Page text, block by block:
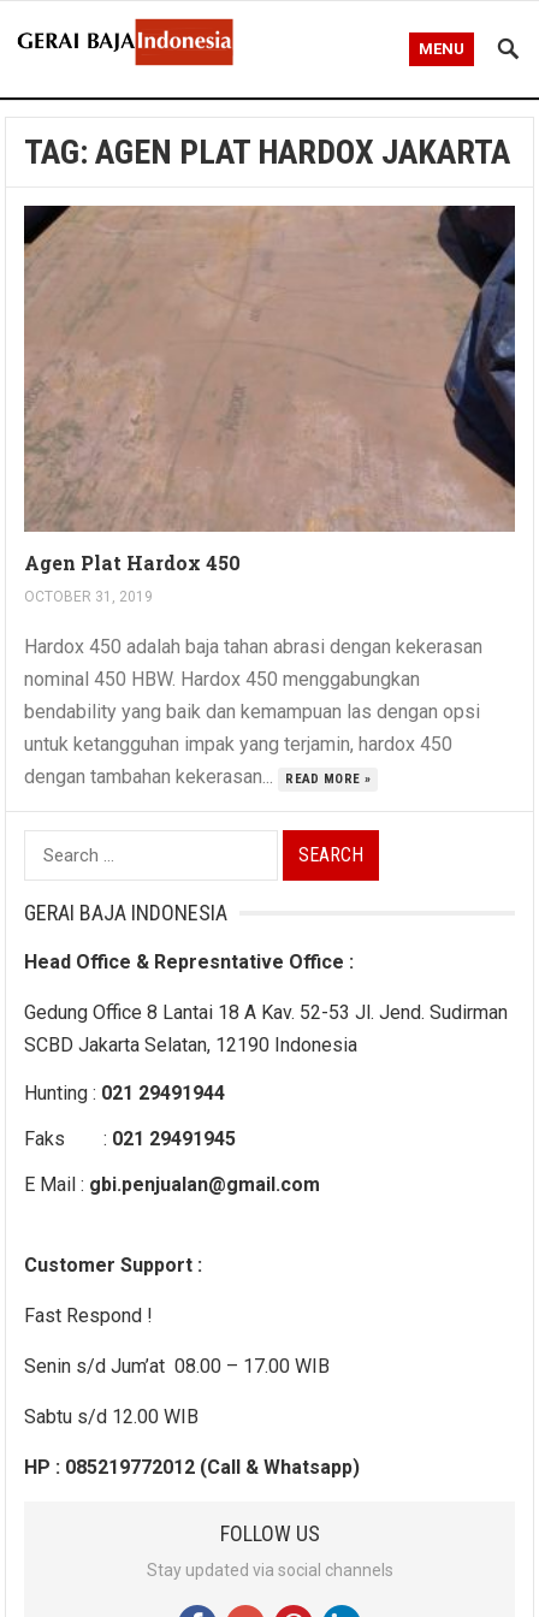
MENU
TAG:AGEN PLAT HARDOX JAKARTA
Agen Plat Hardox 450
OCTOBER 31, 2019
Hardox 450 adalah baja tahan abrasi dengan kekerasan
nominal 450 HBW. Hardox 450 menggabungkan
bendability yang baik dan kemampuan las dengan opsi
untuk ketangguhan impak yang terjamin, hardox 450
dengan tambahan kekerasan...
READ MORE »
Search
for:
GERAI BAJA INDONESIA
Head Office & Represntative Office :
Gedung Office 8 Lantai 18 A Kav. 52-53 Jl. Jend. Sudirman
SCBD Jakarta Selatan, 12190 Indonesia
Hunting : 021 29491944
Faks : 021 29491945
E Mail : gbi.penjualan@gmail.com
Customer Support :
Fast Respond !
Senin s/d Jum’at 08.00 – 17.00 WIB
Sabtu s/d 12.00 WIB
HP : 085219772012 (Call & Whatsapp)
FOLLOW US
Stay updated via social channels